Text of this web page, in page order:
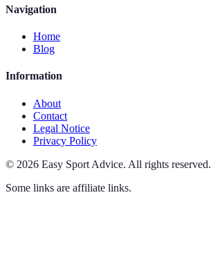
Navigation
Home
Blog
Information
About
Contact
Legal Notice
Privacy Policy
© 2026 Easy Sport Advice. All rights reserved.
Some links are affiliate links.